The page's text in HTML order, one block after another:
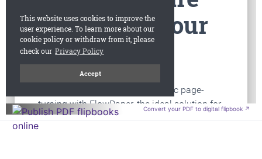
Convert your PDF to digital flipbook ↗